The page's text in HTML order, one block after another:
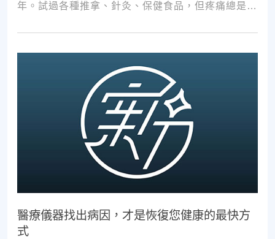
年。試過各種推拿、針灸、保健食品，但疼痛總是時
醫療儀器找出病因，才是恢復您健康的最快方
式